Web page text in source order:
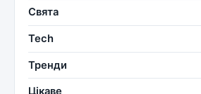
Свята
Tech
Тренди
Цікаве